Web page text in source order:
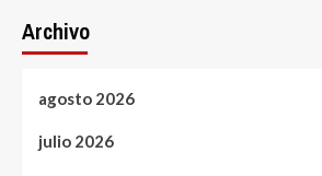
Archivo
agosto 2026
julio 2026